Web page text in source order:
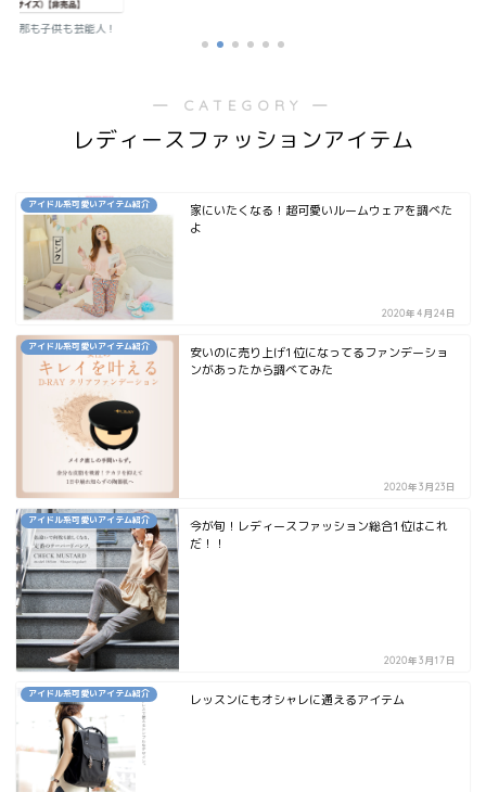
旦那も子供も芸能人！
― CATEGORY ―
レディースファッションアイテム
アイドル系可愛いアイテム紹介
家にいたくなる！超可愛いルームウェアを調べた
よ
2020年4月24日
アイドル系可愛いアイテム紹介
安いのに売り上げ1位になってるファンデーショ
ンがあったから調べてみた
2020年3月23日
アイドル系可愛いアイテム紹介
今が旬！レディースファッション総合1位はこれ
だ！！
2020年3月17日
アイドル系可愛いアイテム紹介 レッスンにもオシャレに通えるアイテム